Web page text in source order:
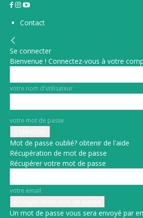
Contact
Se connecter
Bienvenue ! Connectez-vous à votre
votre nom d'utilisateur
votre mot de passe
Mot de passe oublié? obtenir de l'aide
Récupération de mot de passe
Récupérer votre mot de passe
votre email
Un mot de passe vous sera envoyé par